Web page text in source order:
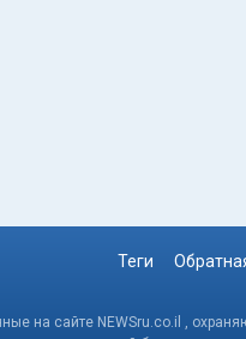
Теги
на сайте NEWSru.co.il ,